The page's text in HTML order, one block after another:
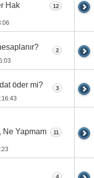
Hak
12
2
öder mi? 3
Ne Yapmam
11
4